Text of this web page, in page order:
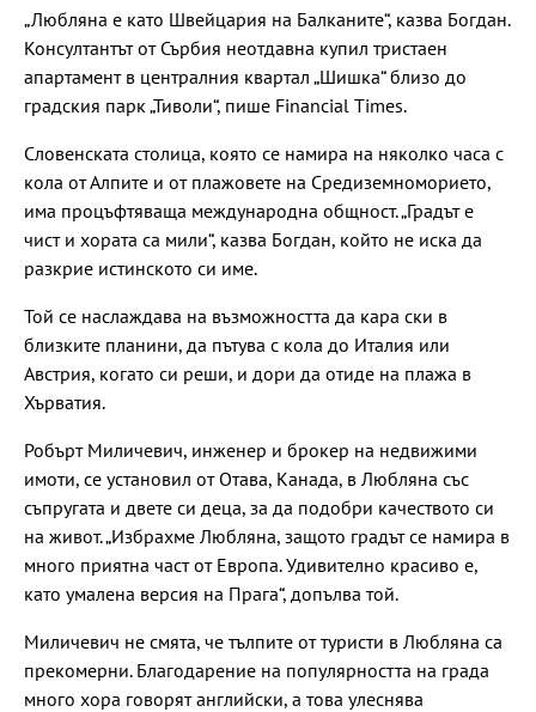
„Любляна е като Швейцария на Балканите“, казва Богдан.
Консултантът от Сърбия неотдавна купил тристаен
апартамент в централния квартал „Шишка“ близо до
градския парк „Тиволи“, пише Financial Times.
Словенската столица, която се намира на няколко часа с
кола от Алпите и от плажовете на Средиземноморието,
има процъфтяваща международна общност. „Градът е
чист и хората са мили“, казва Богдан, който не иска да
разкрие истинското си име.
Той се наслаждава на възможността да кара ски в
близките планини, да пътува с кола до Италия или
Австрия, когато си реши, и дори да отиде на плажа в
Хърватия.
Робърт Миличевич, инженер и брокер на недвижими
имоти, се установил от Отава, Канада, в Любляна със
съпругата и двете си деца, за да подобри качеството си
на живот. „Избрахме Любляна, защото градът се намира в
много приятна част от Европа. Удивително красиво е,
като умалена версия на Прага“, допълва той.
Миличевич не смята, че тълпите от туристи в Любляна са
прекомерни. Благодарение на популярността на града
много хора говорят английски, а това улеснява